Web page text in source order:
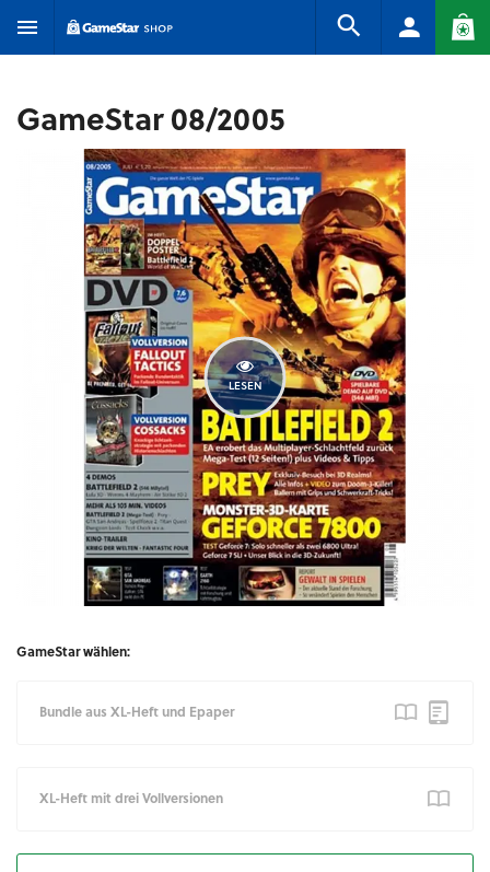
GameStar 08/2005
LESEN
GameStar wählen:
Bundle aus XL-Heft und Epaper
XL-Heft mit drei Vollversionen